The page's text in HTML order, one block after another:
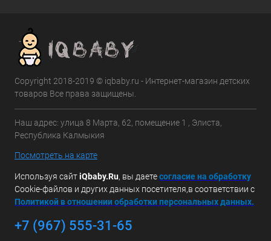
Copyright 2018-2019 © iqbaby.ru - Интернет-магазин детских
товаров Все права защищены.
Наш адрес: улица 8 Марта, 62, помещение 1 , Элиста,
Республика Калмыкия
Посмотреть на карте
Используя сайтiQbaby.Ru, вы даетесогласие на обработку
Cookie-файлов и других данных посетителя,в соответствии с
Политикой в отношении обработки персональных данных.
+7 (967) 555-31-65